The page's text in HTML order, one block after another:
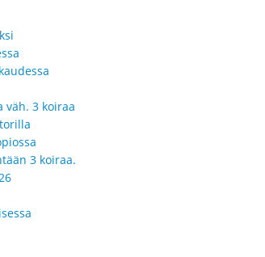
väh. 3 koiraa
3 koiraa.